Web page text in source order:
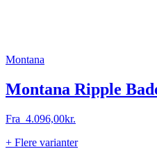
Montana
Montana Ripple
Fra 4.096,00kr.
+ Flere varianter